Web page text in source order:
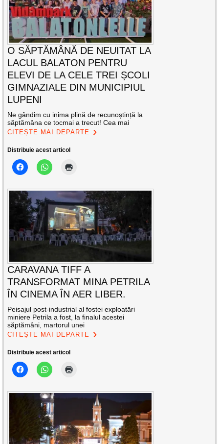
O SĂPTĂMÂNĂ DE NEUITAT LA
LACUL BALATON PENTRU
ELEVI DE LA CELE TREI ȘCOLI
GIMNAZIALE DIN MUNICIPIUL
LUPENI
Ne gândim cu inima plină de recunoștință la
săptămâna ce tocmai a trecut! Cea mai
CITEȘTE MAI DEPARTE
Distribuie acest articol
CARAVANA TIFF A
TRANSFORMAT MINA PETRILA
ÎN CINEMA ÎN AER LIBER.
Peisajul post-industrial al fostei exploatări
miniere Petrila a fost, la finalul acestei
săptămâni, martorul unei
CITEȘTE MAI DEPARTE
Distribuie acest articol